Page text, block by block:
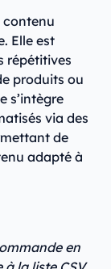
contenu
Elle est
répétitives
produits ou
s’intègre
via des
de
adapté à
en